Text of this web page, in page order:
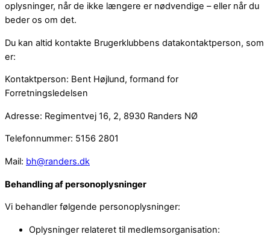
oplysninger, når de ikke længere er nødvendige – eller når du
beder os om det.
Du kan altid kontakte Brugerklubbens datakontaktperson, som
er:
Kontaktperson: Bent Højlund, formand for
Forretningsledelsen
Adresse: Regimentvej 16, 2, 8930 Randers NØ
Telefonnummer: 5156 2801
Mail: bh@randers.dk
Behandling af personoplysninger
Vi behandler følgende personoplysninger:
Oplysninger relateret til medlemsorganisation: